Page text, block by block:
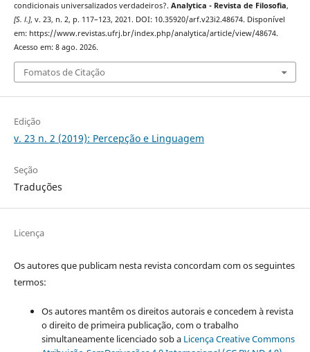
condicionais universalizados verdadeiros?. Analytica - Revista de Filosofia,
[S. l.], v. 23, n. 2, p. 117–123, 2021. DOI: 10.35920/arf.v23i2.48674. Disponível
em: https://www.revistas.ufrj.br/index.php/analytica/article/view/48674.
Acesso em: 8 ago. 2026.
Fomatos de Citação
Edição
v. 23 n. 2 (2019): Percepção e Linguagem
Seção
Traduções
Licença
Os autores que publicam nesta revista concordam com os seguintes
termos:
Os autores mantêm os direitos autorais e concedem à revista
o direito de primeira publicação, com o trabalho
simultaneamente licenciado sob aLicença Creative Commons